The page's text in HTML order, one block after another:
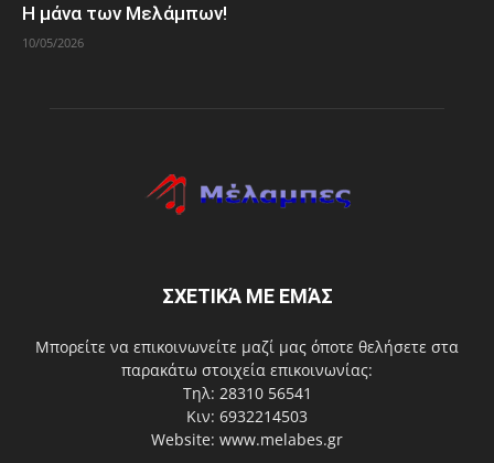
Η μάνα των Μελάμπων!
10/05/2026
ΣΧΕΤΙΚΆ ΜΕ ΕΜΆΣ
Μπορείτε να επικοινωνείτε μαζί μας όποτε θελήσετε στα
παρακάτω στοιχεία επικοινωνίας:
Τηλ: 28310 56541
Κιν: 6932214503
Website: www.melabes.gr